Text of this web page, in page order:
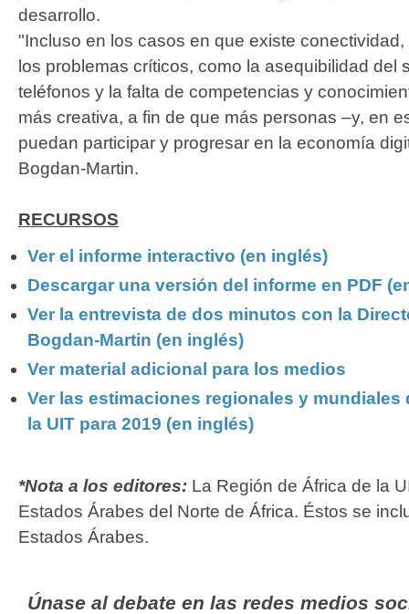
desarrollo.
"Incluso en los casos en que existe
los problemas críticos, como la asequibilidad del
teléfonos y la falta de competencias y
más creativa, a fin de que más personas –y, en
puedan participar y progresar en la economía
Bogdan-Martin.
RECURSOS
Ver el informe interactivo (en inglés)
Descargar una versión del ​informe en PDF
Ver la entrevista de dos minutos​ con la
Bogdan-​Martin (en inglés)
Ver material adicional para los medios
Ver las estimaciones regionales y mundiales
la UIT para 2019 (en inglés)​
*Nota a los editores: La Región de África de la
Estados Árabes del Norte de África. Éstos se
Estados Árabes.
Únase al debate en las redes medios